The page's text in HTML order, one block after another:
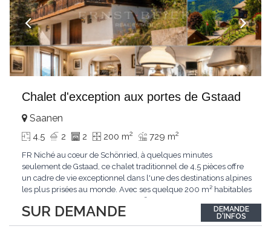
Chalet d'exception aux portes de Gstaad
SUR DEMANDE
Saanen
4.5 2 2 200 m2 729 m2
FR Niché au cœur de Schönried, à quelques minutes
seulement de Gstaad, ce chalet traditionnel de 4,5 pièces offre
un cadre de vie exceptionnel dans l'une des destinations alpines
les plus prisées au monde. Avec ses quelque 200 m² habitables
situation dominante offrant une vue dégagée sur le village de
Gstaad et les sommets...
DEMANDE
D'INFOS